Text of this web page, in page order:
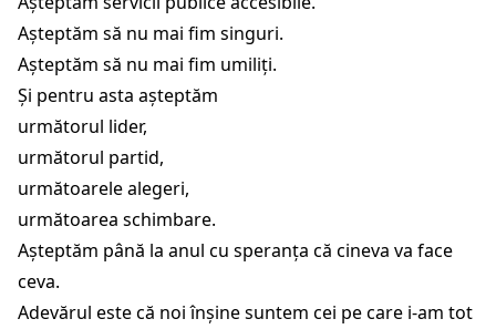
Așteptăm să nu mai fim singuri.
Așteptăm să nu mai fim umiliți.
Și pentru asta așteptăm
următorul lider,
următorul partid,
următoarele alegeri,
următoarea schimbare.
Așteptăm până la anul cu speranța că cineva va face
ceva.
Adevărul este că noi înșine suntem cei pe care i-am tot